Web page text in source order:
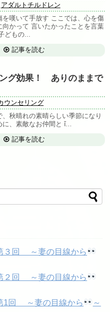
アダルトチルドレン
嘆いて手放す ここでは、心を傷
向かって 言いたかったことを言葉
どもの...
記事を読む
グ効果！ ありのままで
ウンセリング
秋晴れの素晴らしい季節になり
、素敵なお仲間と ἴ...
記事を読む
３回 ～妻の目線から
２回 ～妻の目線から
1回 ～妻の目線から
～